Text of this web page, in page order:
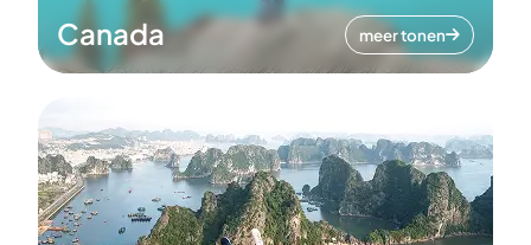
Canada meer tonen